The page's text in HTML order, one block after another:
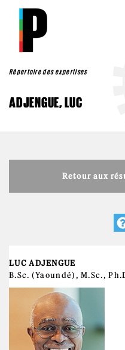
Aller au contenu principal
Répertoire des expertises
ADJENGUE, LUC
Retour aux
LUC ADJENGUE
B.Sc. (Yaoundé), M.Sc.,